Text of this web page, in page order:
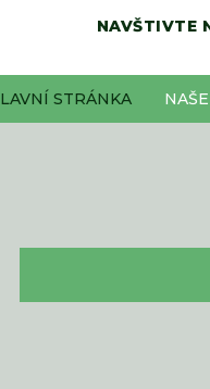
NAVŠTIVTE
STRÁNKA